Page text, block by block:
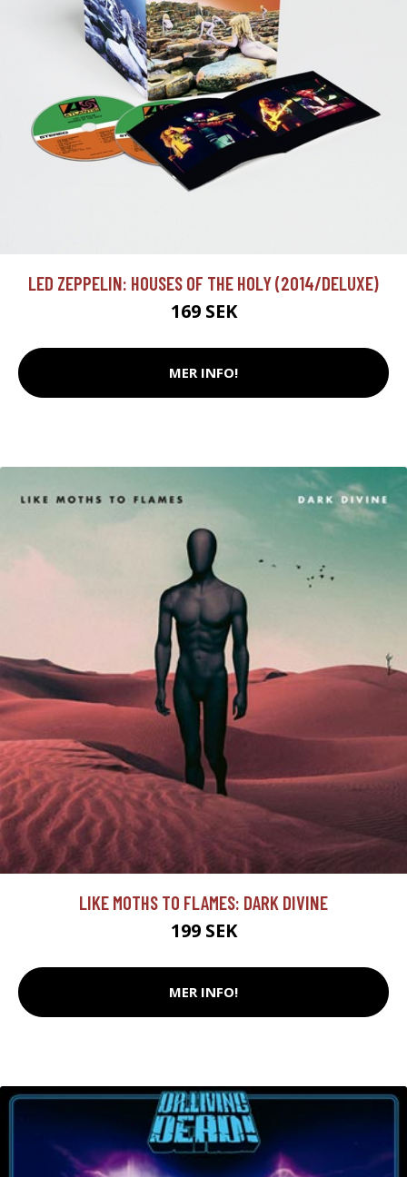
LED ZEPPELIN: HOUSES OF THE HOLY (2014/DELUXE)
169 SEK
MER INFO!
LIKE MOTHS TO FLAMES: DARK DIVINE
199 SEK
MER INFO!